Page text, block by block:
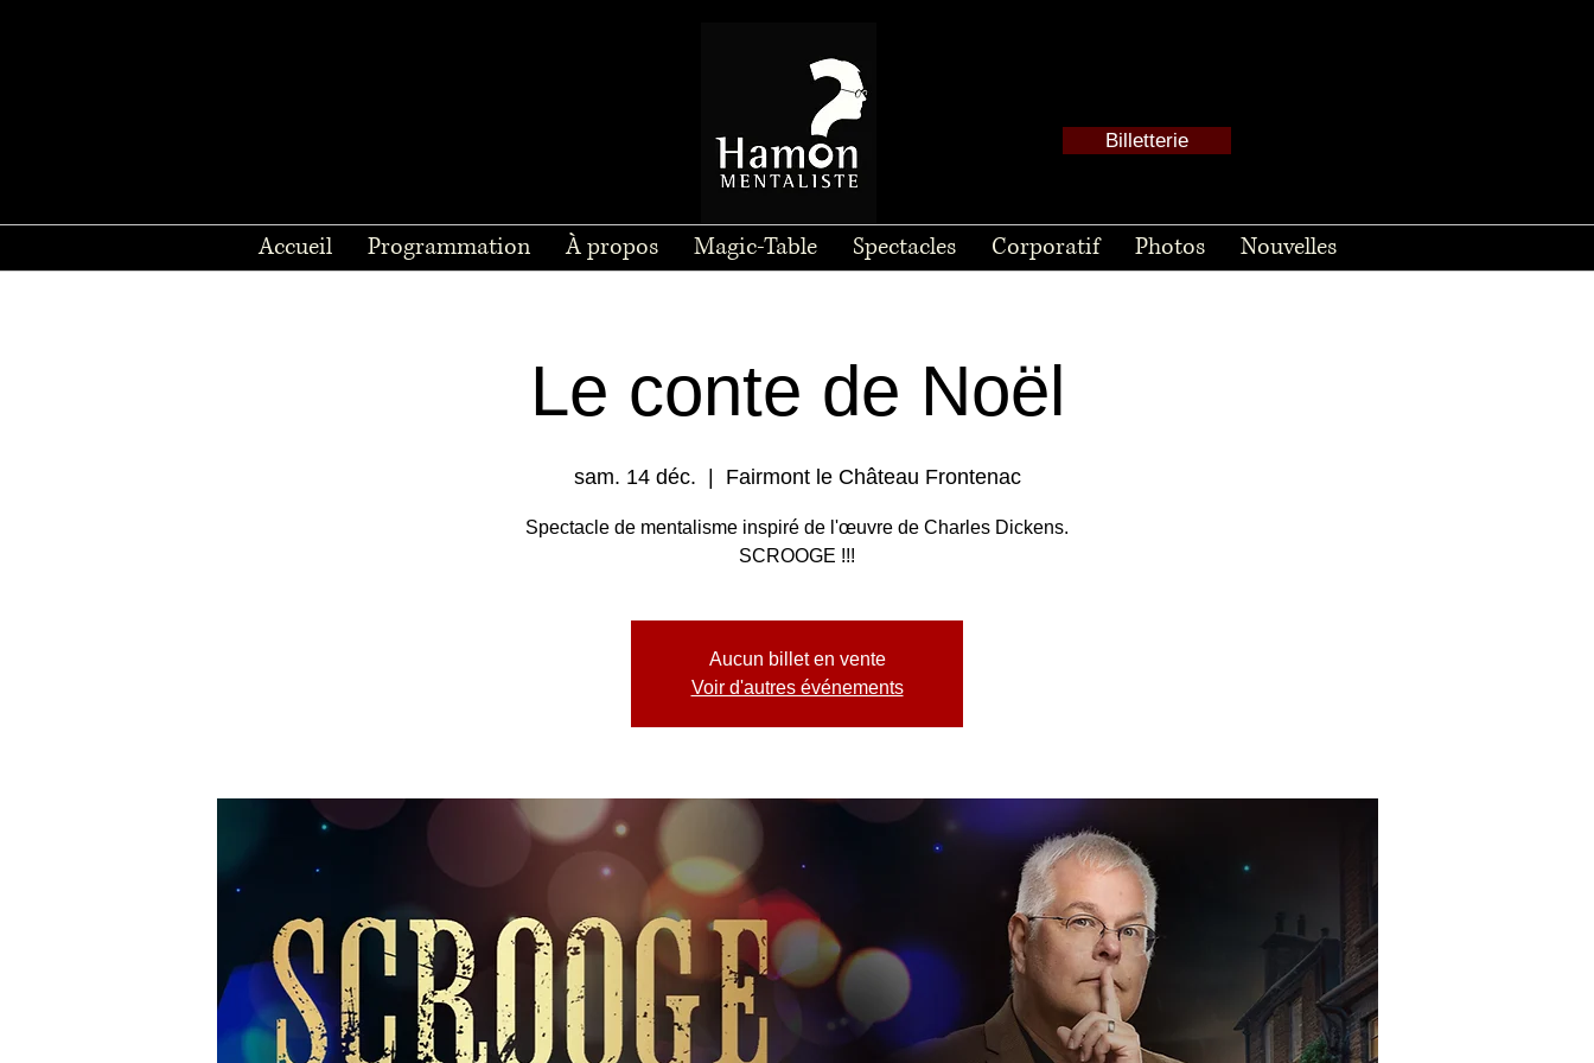
Billetterie
Accueil Programmation À propos Magic-Table Spectacles Corporatif Photos Nouvelles
Le conte de Noël
sam. 14 déc. Fairmont le Château Frontenac
Spectacle de mentalisme inspiré de l'œuvre de Charles Dickens.
SCROOGE !!!
Aucun billet en vente
Voir d'autres événements